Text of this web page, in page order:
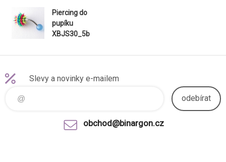
Piercing do
pupíku
XBJS30_5b
Slevy a novinky e-mailem
odebírat
obchod@binargon.cz